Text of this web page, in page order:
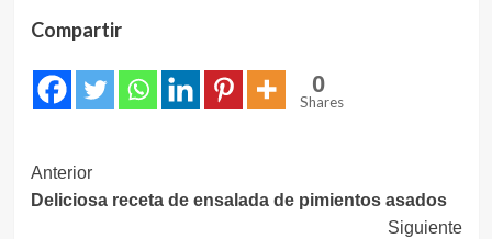
Compartir
0
Shares
Navegación
de
Anterior
Deliciosa receta de ensalada de pimientos asados
Siguiente